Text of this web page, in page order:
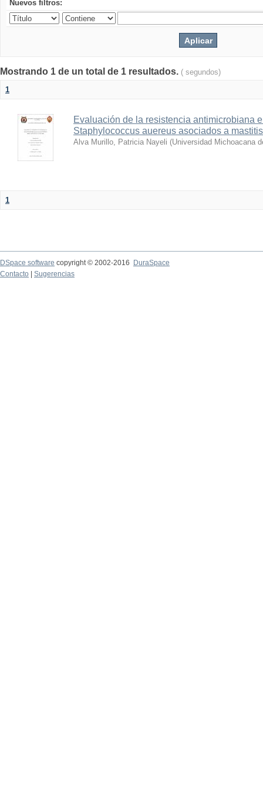
Nuevos filtros:
Mostrando 1 de un total de 1 resultados. ( segundos)
1
Evaluación de la resistencia antimicrobiana
Staphylococcus auereus asociados a
Alva Murillo, Patricia Nayeli (Universidad Michoacana
1
DSpace software copyright © 2002-2016
DuraSpace
Contacto
Sugerencias